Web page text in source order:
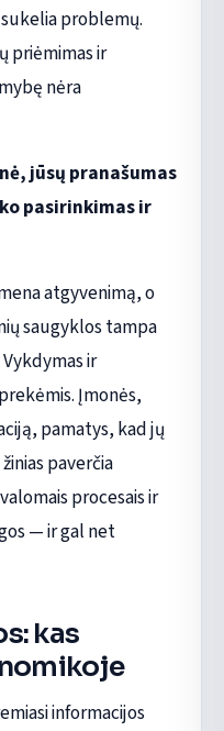
problemų.
priėmimas ir
nėra
jūsų pranašumas
pasirinkimas ir
atgyvenimą, o
saugyklos tampa
ir
Įmonės,
pamatys, kad jų
paverčia
procesais ir
— ir gal net
kas
informacijos